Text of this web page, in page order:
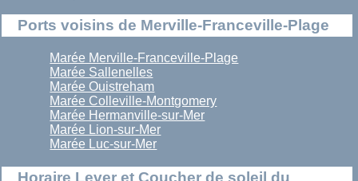
Ports voisins de Merville-Franceville-Plage
Marée Merville-Franceville-Plage
Marée Sallenelles
Marée Ouistreham
Marée Colleville-Montgomery
Marée Hermanville-sur-Mer
Marée Lion-sur-Mer
Marée Luc-sur-Mer
Horaire Lever et Coucher de soleil du